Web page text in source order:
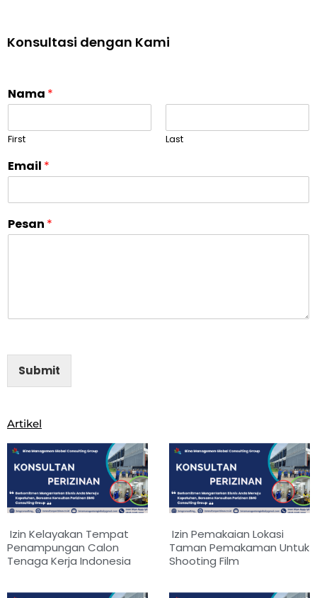
Konsultasi dengan Kami
Nama *
First Last
Email *
Pesan *
Submit
Artikel
Izin Kelayakan Tempat
Penampungan Calon
Tenaga Kerja Indonesia
Izin Pemakaian Lokasi
Taman Pemakaman Untuk
Shooting Film